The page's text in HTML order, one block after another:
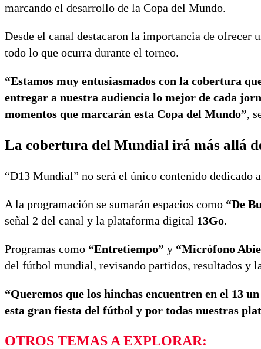
marcando el desarrollo de la Copa del Mundo.
Desde el canal destacaron la importancia de ofrecer
todo lo que ocurra durante el torneo.
“Estamos muy entusiasmados con la cobertura
entregar a nuestra audiencia lo mejor de cada
momentos que marcarán esta Copa del Mundo”,
La cobertura del Mundial irá más allá
“D13 Mundial” no será el único contenido dedicado
A la programación se sumarán espacios como “De
señal 2 del canal y la plataforma digital 13Go.
Programas como “Entretiempo” y “Micrófono
del fútbol mundial, revisando partidos, resultados y
“Queremos que los hinchas encuentren en el 13
esta gran fiesta del fútbol y por todas nuestras
OTROS TEMAS A EXPLORAR: